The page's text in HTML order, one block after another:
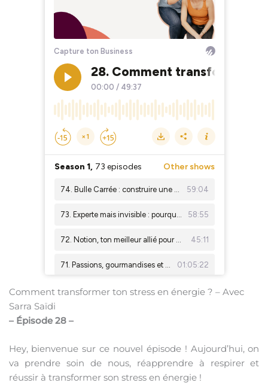
Comment transformer ton stress en énergie ? – Avec
Sarra Saïdi
– Épisode 28 –
Hey, bienvenue sur ce nouvel épisode ! Aujourd’hui, on
va prendre soin de nous, réapprendre à respirer et
réussir à transformer son stress en énergie !